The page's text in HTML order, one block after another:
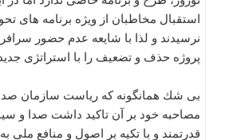
استقبال مخاطبان از ویژه برنامه های
نرسیدند و لذا با شایعه عدم حضور
پروژه حذف و تضعیف را با استراتژی
بی شك همانگونه كه ریاست سازمان
مصاحبه خود بر آن تاكید داشت صدا و
قدرتمند و با تكیه بر اصول و منافع ملی